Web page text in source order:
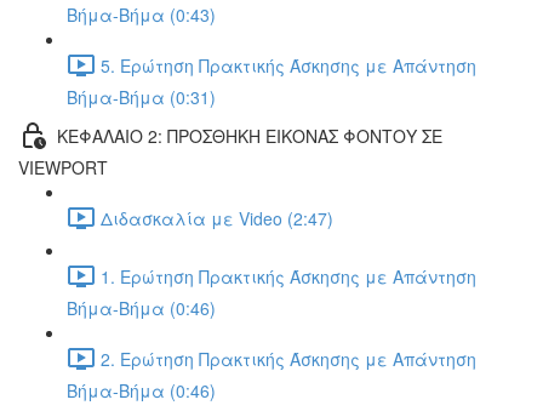
Βήμα-Βήμα (0:43)
5. Ερώτηση Πρακτικής Άσκησης με Απάντηση
Βήμα-Βήμα (0:31)
ΚΕΦΑΛΑΙΟ 2: ΠΡΟΣΘΗΚΗ ΕΙΚΟΝΑΣ ΦΟΝΤΟΥ ΣΕ
VIEWPORT
Διδασκαλία με Video (2:47)
1. Ερώτηση Πρακτικής Άσκησης με Απάντηση
Βήμα-Βήμα (0:46)
2. Ερώτηση Πρακτικής Άσκησης με Απάντηση
Βήμα-Βήμα (0:46)